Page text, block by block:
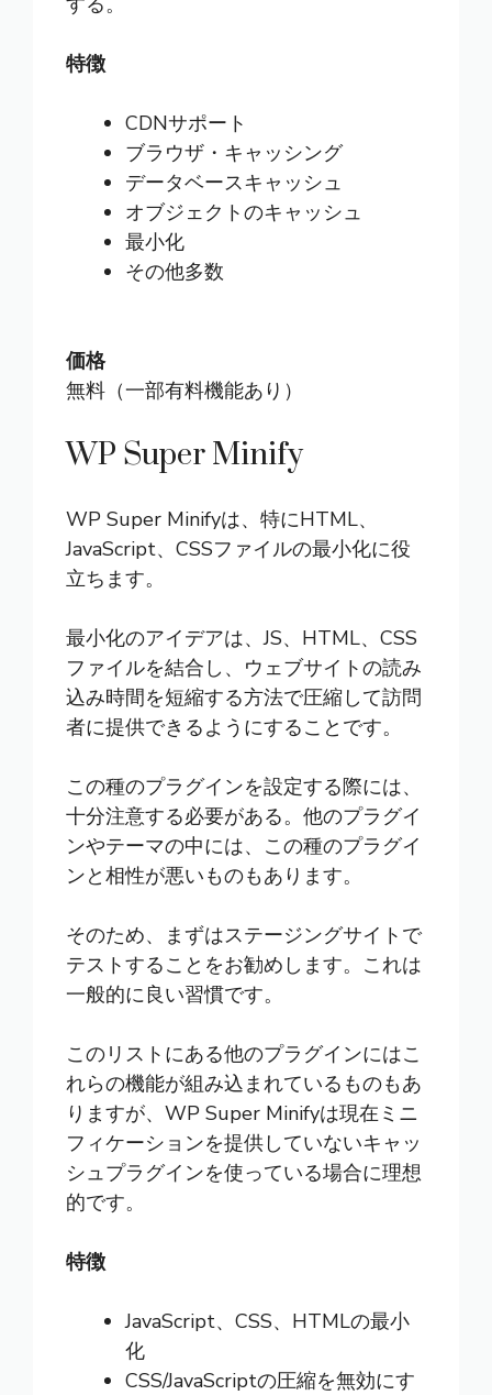
特徴
CDNサポート
ブラウザ・キャッシング
データベースキャッシュ
オブジェクトのキャッシュ
最小化
その他多数
価格
無料（一部有料機能あり）
WP Super Minify
WP Super Minifyは、特にHTML、
JavaScript、CSSファイルの最小化に役
立ちます。
最小化のアイデアは、JS、HTML、CSS
ファイルを結合し、ウェブサイトの読み
込み時間を短縮する方法で圧縮して訪問
者に提供できるようにすることです。
この種のプラグインを設定する際には、
十分注意する必要がある。他のプラグイ
ンやテーマの中には、この種のプラグイ
ンと相性が悪いものもあります。
そのため、まずはステージングサイトで
テストすることをお勧めします。これは
一般的に良い習慣です。
このリストにある他のプラグインにはこ
れらの機能が組み込まれているものもあ
りますが、WP Super Minifyは現在ミニ
フィケーションを提供していないキャッ
シュプラグインを使っている場合に理想
的です。
特徴
JavaScript、CSS、HTMLの最小
化
CSS/JavaScriptの圧縮を無効にす